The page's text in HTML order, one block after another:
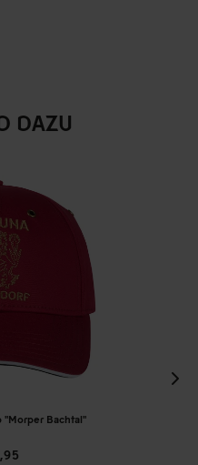
DAZU
"Morper Bachtal"